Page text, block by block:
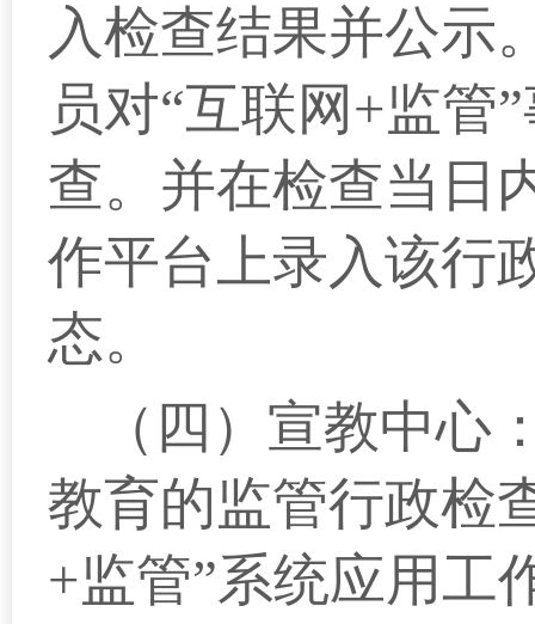
入检查结果并公示
员对“互联网+监管
查。并在检查当日
作平台上录入该行
态。
（四）宣教中心
教育的监管行政检
+监管”系统应用工